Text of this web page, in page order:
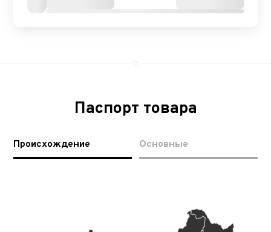
Паспорт товара
Происхождение Основные